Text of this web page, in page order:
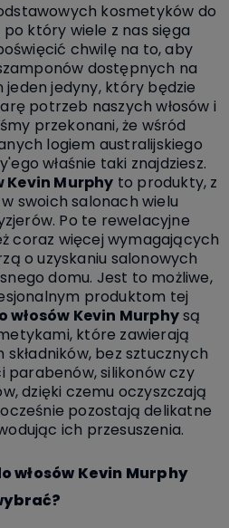
kosmetyków do
po który wiele z nas sięga
chwilę na to, aby
dostępnych na
jedyny, który będzie
potrzeb naszych włosów i
przekonani, że wśród
logiem australijskiego
właśnie taki znajdziesz.
Kevin Murphy to produkty, z
swoich salonach wielu
Po te rewelacyjne
coraz więcej wymagających
o uzyskaniu salonowych
domu. Jest to możliwe,
produktom tej
włosów Kevin Murphysą
które zawierają
bez sztucznych
silikonów czy
dzięki czemu oczyszczają
pozostają delikatne
ich przesuszenia.
włosów Kevin Murphy